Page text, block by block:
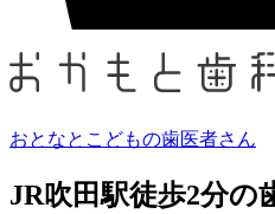
おとなとこどもの歯医者さん
JR吹田駅徒歩2分の